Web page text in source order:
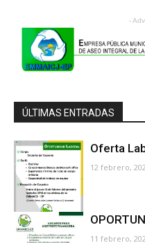
-
ÚLTIMAS ENTRADAS
Oferta
12 febrero,
11 febrero,